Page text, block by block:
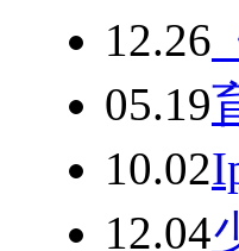
12.26
05.19
10.02
12.04